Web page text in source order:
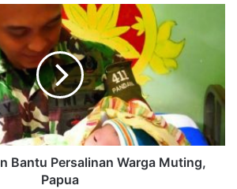
Bantu Persalinan Warga Muting,
Papua